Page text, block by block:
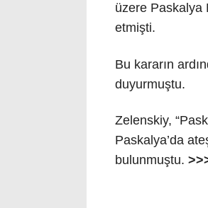
üzere Paskalya
etmişti.
Bu kararın
duyurmuştu.
Zelenskiy,
Paskalya’da
bulunmuştu.